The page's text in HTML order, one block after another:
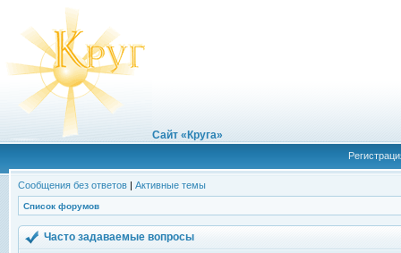
Сайт «Круга»
Сообщения без ответов | Активные темы
Список форумов
Часто задаваемые вопросы